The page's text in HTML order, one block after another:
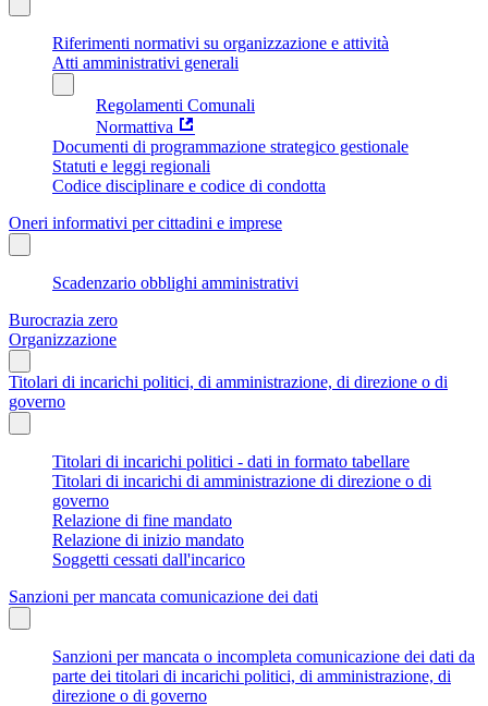
Riferimenti normativi su organizzazione e attività
Atti amministrativi generali
Regolamenti Comunali
Normattiva
Documenti di programmazione strategico gestionale
Statuti e leggi regionali
Codice disciplinare e codice di condotta
Oneri informativi per cittadini e imprese
Scadenzario obblighi amministrativi
Burocrazia zero
Organizzazione
Titolari di incarichi politici, di amministrazione, di direzione o di
governo
Titolari di incarichi politici - dati in formato tabellare
Titolari di incarichi di amministrazione di direzione o di
governo
Relazione di fine mandato
Relazione di inizio mandato
Soggetti cessati dall'incarico
Sanzioni per mancata comunicazione dei dati
Sanzioni per mancata o incompleta comunicazione dei dati da
parte dei titolari di incarichi politici, di amministrazione, di
direzione o di governo